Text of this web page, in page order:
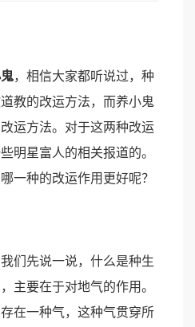
，相信大家都听说过，种
教的改运方法，而养小鬼
运方法。对于这两种改运
明星富人的相关报道的。
一种的改运作用更好呢？
先说一说，什么是种生
主要在于对地气的作用。
在一种气，这种气贯穿所